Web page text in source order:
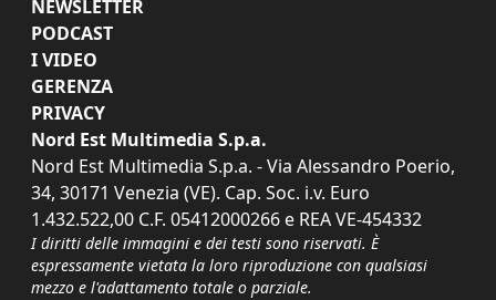
NEWSLETTER
PODCAST
I VIDEO
GERENZA
PRIVACY
Nord Est Multimedia S.p.a.
Nord Est Multimedia S.p.a. - Via Alessandro Poerio,
34, 30171 Venezia (VE). Cap. Soc. i.v. Euro
1.432.522,00 C.F. 05412000266 e REA VE-454332
I diritti delle immagini e dei testi sono riservati. È
espressamente vietata la loro riproduzione con qualsiasi
mezzo e l'adattamento totale o parziale.